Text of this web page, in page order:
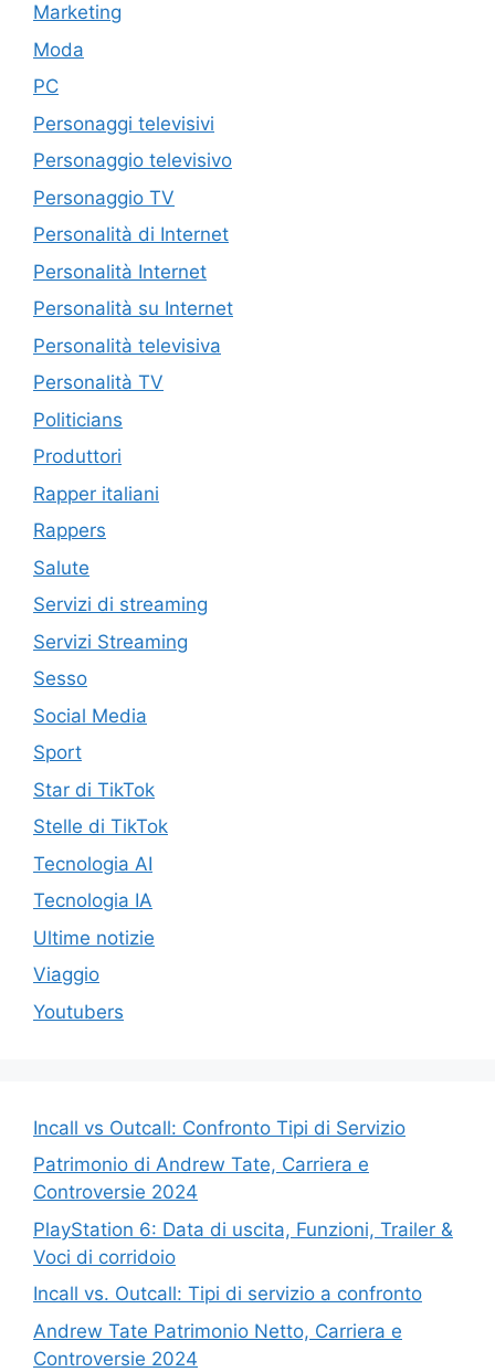
Marketing
Moda
PC
Personaggi televisivi
Personaggio televisivo
Personaggio TV
Personalità di Internet
Personalità Internet
Personalità su Internet
Personalità televisiva
Personalità TV
Politicians
Produttori
Rapper italiani
Rappers
Salute
Servizi di streaming
Servizi Streaming
Sesso
Social Media
Sport
Star di TikTok
Stelle di TikTok
Tecnologia AI
Tecnologia IA
Ultime notizie
Viaggio
Youtubers
Incall vs Outcall: Confronto Tipi di Servizio
Patrimonio di Andrew Tate, Carriera e
Controversie 2024
PlayStation 6: Data di uscita, Funzioni, Trailer &
Voci di corridoio
Incall vs. Outcall: Tipi di servizio a confronto
Andrew Tate Patrimonio Netto, Carriera e
Controversie 2024